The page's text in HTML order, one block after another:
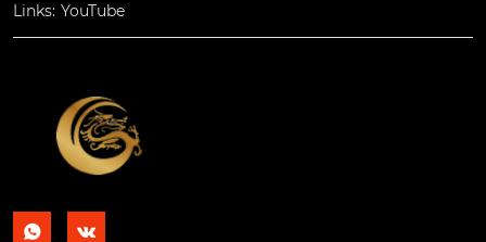
Links: YouTube
 